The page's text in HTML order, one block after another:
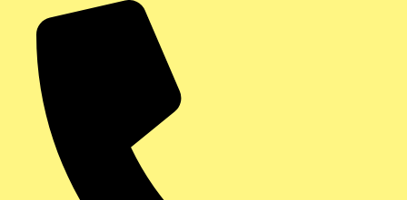
contenu